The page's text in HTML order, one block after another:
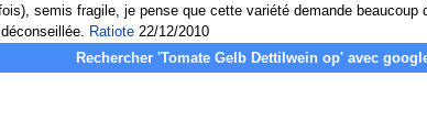
semis fragile, je pense que cette variété demande
Ratiote 22/12/2010